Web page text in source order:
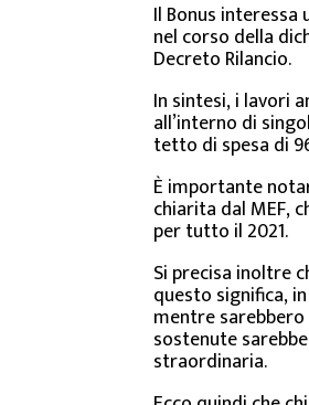
Il Bonus
nel corso della
Decreto Rilancio.
In sintesi, i lavori
all’interno di
tetto di spesa di
È importante
chiarita dal MEF,
per tutto il 2021.
Si precisa inoltre
questo significa,
mentre
sostenute
straordinaria.